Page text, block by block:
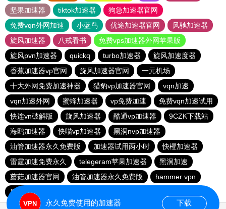
坚果加速器
tiktok加速器
狗急加速器官网
免费vqn外网加速
小蓝鸟 优途加速器官网
风驰加速器
旋风加速器
八戒看书
免费vps加速器外网苹果版
旋风pvn加速器
quickq turbo加速器
旋风加速度器
香蕉加速器vp官网
旋风加速器官网
一元机场
十大外网免费加速神器
猎豹vp加速器官网
vqn加速
vqn加速外网
蜜蜂加速器 vp免费加速
免费vqn加速试用
快连vn破解版
旋风加速器 酷通vp加速器
9CZK下载站
海鸥加速器
快喵vp加速器
黑洞nvp加速器
油管加速器永久免费版
加速器试用两小时
快橙加速器
雷霆加速免费永久
telegeram苹果加速器
黑洞加速
蘑菇加速器官网
油管加速器永久免费版
hammer vpn
黑豹加速器
永久免费使用的加速器 下载